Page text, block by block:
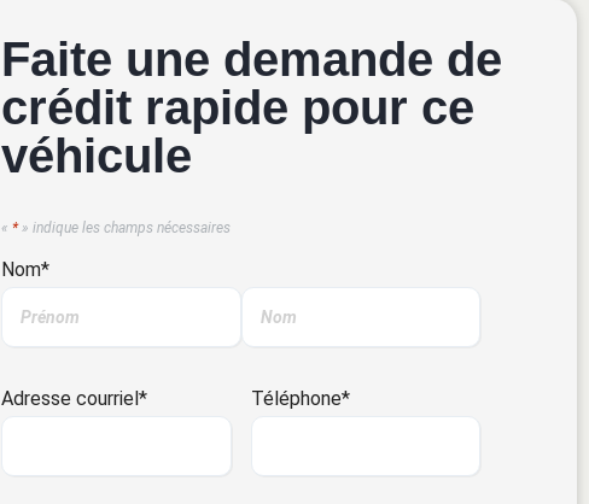
Faite une demande de
crédit rapide pour ce
véhicule
«*» indique les champs nécessaires
Nom*
Adresse courriel* Téléphone*